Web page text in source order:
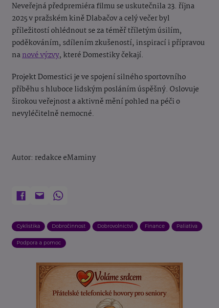
Neveřejná předpremiéra filmu se uskutečnila 23. října
2025 v pražském kině Dlabačov a celý večer byl
příležitostí ohlédnout se za téměř tříletým úsilím,
poděkováním, sdílením zkušeností, inspirací i přípravou
nanové výzvy, které Domestiky čekají.
Projekt Domestici je ve spojení silného sportovního
příběhu s hluboce lidským posláním úspěšný. Oslovuje
širokou veřejnost a aktivně mění pohled na péči o
nevyléčitelně nemocné.
Autor: redakce eMaminy
Cyklistika Dobročinnost Dobrovolnictví Finance Paliativa
Podpora a pomoc